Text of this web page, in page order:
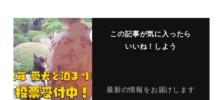
この記事が気に入ったら
いいね！しよう
最新の情報をお届けします